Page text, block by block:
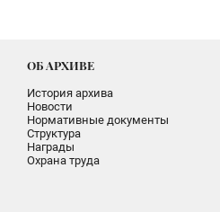
ОБ АРХИВЕ
История архива
Новости
Нормативные документы
Структура
Награды
Охрана труда